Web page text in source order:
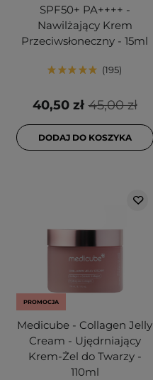
SPF50+ PA++++ -
Nawilżający Krem
Przeciwsłoneczny - 15ml
195
45,00 zł
40,50 zł
DODAJ DO KOSZYKA
PROMOCJA
Medicube - Collagen Jelly
Cream - Ujędrniający
Krem-Żel do Twarzy -
110ml